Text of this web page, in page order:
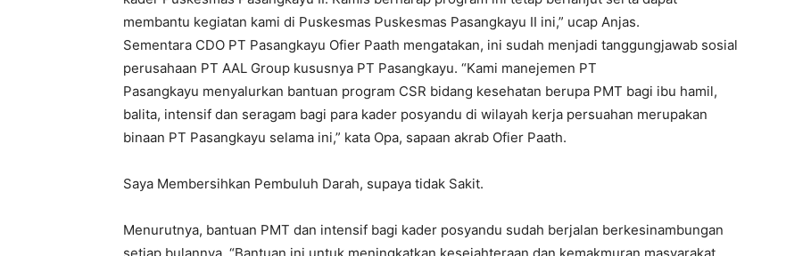
membantu kegiatan kami di Puskesmas Puskesmas Pasangkayu II ini,” ucap Anjas.
Sementara CDO PT Pasangkayu Ofier Paath mengatakan, ini sudah menjadi tanggungjawab sosial
perusahaan PT AAL Group kususnya PT Pasangkayu. “Kami manejemen PT
Pasangkayu menyalurkan bantuan program CSR bidang kesehatan berupa PMT bagi ibu hamil,
balita, intensif dan seragam bagi para kader posyandu di wilayah kerja persuahan merupakan
binaan PT Pasangkayu selama ini,” kata Opa, sapaan akrab Ofier Paath.
Saya Membersihkan Pembuluh Darah, supaya tidak Sakit.
Menurutnya, bantuan PMT dan intensif bagi kader posyandu sudah berjalan berkesinambungan